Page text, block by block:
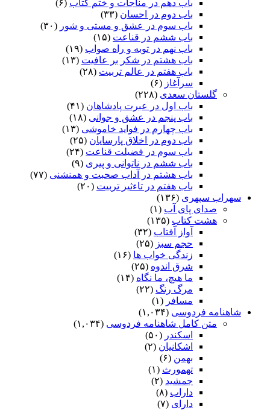
باب دهم در مناجات و ختم کتاب (۶)
باب دوم در احسان (۳۳)
باب سوم در عشق و مستی و شور (۳۰)
باب ششم در قناعت (۱۵)
باب نهم در توبه و راه صواب (۱۹)
باب هشتم در شکر بر عافیت (۱۳)
باب هفتم در عالم تربیت (۲۸)
سرآغاز (۶)
گلستان سعدی (۲۲۸)
باب اول در عبرت پادشاهان (۴۱)
باب پنجم در عشق و جوانى (۱۸)
باب چهارم در فواید خاموشى (۱۳)
باب دوم در اخلاق پارسایان (۲۵)
باب سوم در فضیلت قناعت (۲۴)
باب ششم در ناتوانى و پیرى (۹)
باب هشتم در آداب صحبت و همنشنى (۷۷)
باب هفتم در تاءثیر تربیت (۲۰)
سهراب سپهری (۱۳۶)
صدای پای آب (۱)
هشت کتاب (۱۳۵)
آواز آفتاب (۳۲)
حجم سبز (۲۵)
زندگی خواب ها (۱۶)
شرق اندوه (۲۵)
ما هیچ، ما نگاه (۱۴)
مرگ رنگ (۲۲)
مسافر (۱)
شاهنامه فردوسی (۱,۰۳۴)
متن کامل شاهنامه فردوسی (۱,۰۳۴)
اسکندر (۵۰)
اشکانیان (۲)
بهمن (۶)
تهمورث (۱)
جمشید (۲)
داراب (۸)
دارای (۷)